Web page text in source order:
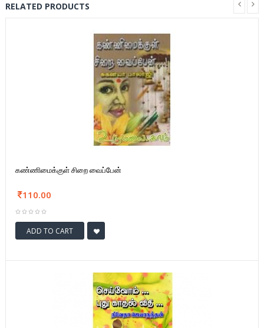
RELATED PRODUCTS
கண்ணிமைக்குள் சிறை வைப்பேன்
110.00
ADD TO CART